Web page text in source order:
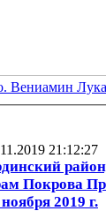
Вениамин
21:12:27
Покрова
2019 г.